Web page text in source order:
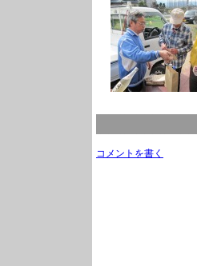
コメントを書く